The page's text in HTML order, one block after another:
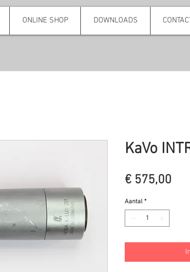
ONLINE SHOP DOWNLOADS
KaVo
€ 575,00
Aantal *